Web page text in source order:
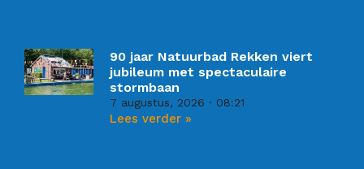
90 jaar Natuurbad Rekken viert
jubileum met spectaculaire
stormbaan
7 augustus, 2026 08:21
Lees verder »